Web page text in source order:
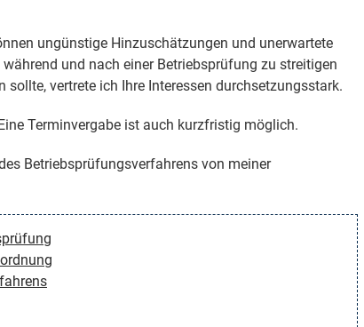
ungünstige Hinzuschätzungen und unerwartete
und nach einer Betriebsprüfung zu streitigen
vertrete ich Ihre Interessen durchsetzungsstark.
Terminvergabe ist auch kurzfristig möglich.
Betriebsprüfungsverfahrens von meiner
Serkan Cavuz
Rechtsanwalt Hepp hat mich über einen Zeitraum von
komplexen Steuerverfahren vertreten und ich kann mit